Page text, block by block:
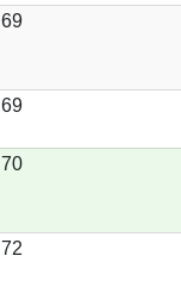
69
69
70
72